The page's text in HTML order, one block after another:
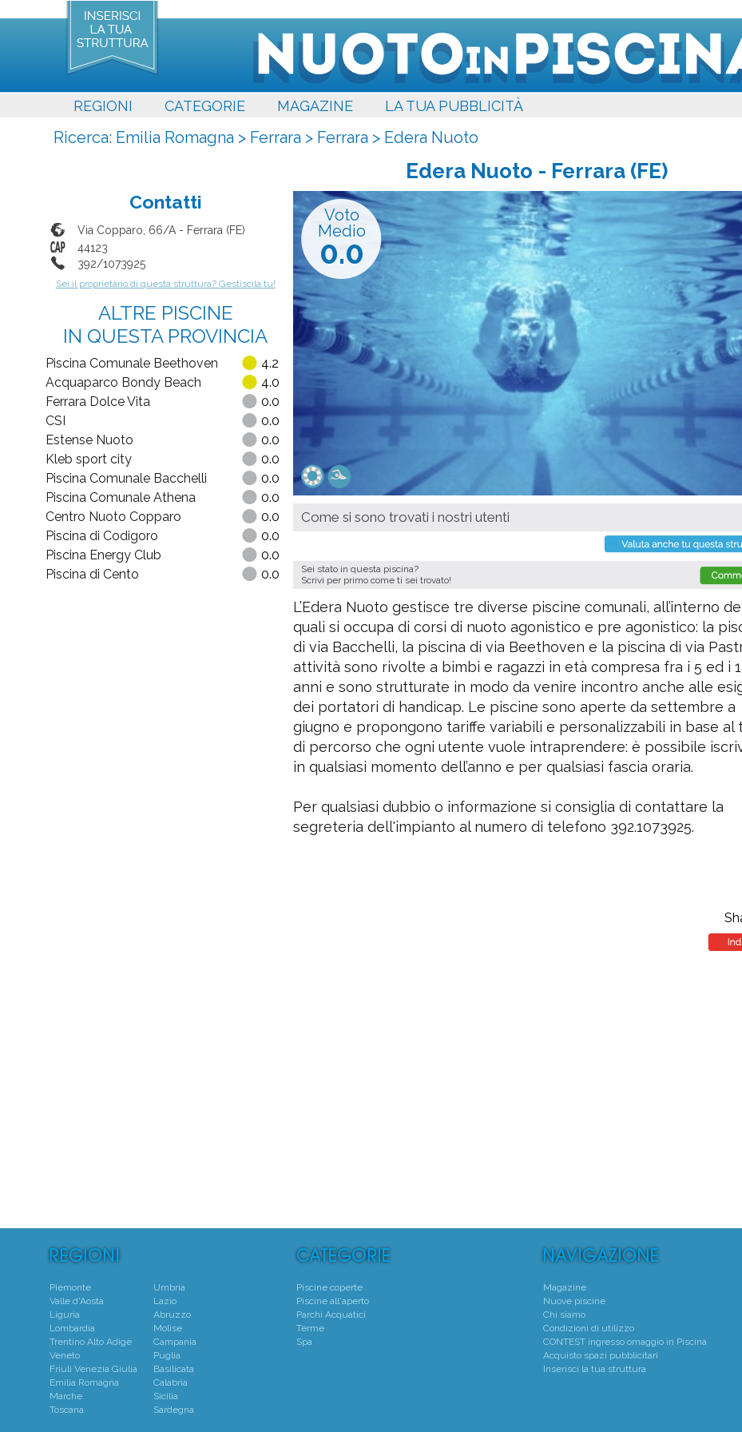
REGIONI CATEGORIE MAGAZINE LA TUA PUBBLICITÀ
Ricerca: Emilia Romagna > Ferrara > Ferrara > Edera Nuoto
Edera Nuoto - Ferrara (FE)
Voto
Medio
0.0
Come si sono trovati i nostri utenti
Sei stato in questa piscina?
Scrivi per primo come ti sei trovato!
L’Edera Nuoto gestisce tre diverse piscine comunali, all’interno
quali si occupa di corsi di nuoto agonistico e pre agonistico: la
di via Bacchelli, la piscina di via Beethoven e la piscina di via
attività sono rivolte a bimbi e ragazzi in età compresa fra i 5 ed i
anni e sono strutturate in modo da venire incontro anche alle
dei portatori di handicap. Le piscine sono aperte da settembre a
giugno e propongono tariffe variabili e personalizzabili in base al
di percorso che ogni utente vuole intraprendere: è possibile
in qualsiasi momento dell’anno e per qualsiasi fascia oraria.
Per qualsiasi dubbio o informazione si consiglia di contattare la
segreteria dell'impianto al numero di telefono 392.1073925.
Contatti
Via Copparo, 66/A - Ferrara (FE)
44123
392/1073925
Sei il proprietario di questa struttura? Gestiscila tu!
ALTRE PISCINE
IN QUESTA PROVINCIA
Piscina Comunale Beethoven
4.2
Acquaparco Bondy Beach
4.0
Ferrara Dolce Vita
0.0
CSI
0.0
Estense Nuoto
0.0
Kleb sport city
0.0
Piscina Comunale Bacchelli
0.0
Piscina Comunale Athena
0.0
Centro Nuoto Copparo
0.0
Piscina di Codigoro
0.0
Piscina Energy Club
0.0
Piscina di Cento
0.0
Piemonte
Valle d'Aosta
Liguria
Lombardia
Trentino Alto Adige
Veneto
Friuli Venezia Giulia
Emilia Romagna
Marche
Toscana
Umbria
Lazio
Abruzzo
Molise
Campania
Puglia
Basilicata
Calabria
Sicilia
Sardegna
Piscine coperte
Piscine all'aperto
Parchi Acquatici
Terme
Spa
Magazine
Nuove piscine
Chi siamo
Condizioni di utilizzo
CONTEST ingresso omaggio in Piscina
Acquisto spazi pubblicitari
Inserisci la tua struttura